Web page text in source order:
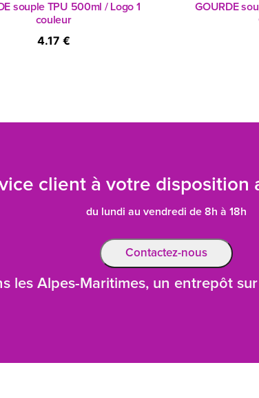
souple TPU 500ml / Logo 1
couleur
4.17 €
GOURDE
client à votre disposition
du lundi au vendredi de 8h à 18h
Contactez-nous
les Alpes-Maritimes, un entrepôt